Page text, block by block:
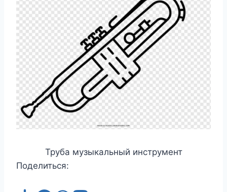
Труба музыкальный инструмент
Поделиться: